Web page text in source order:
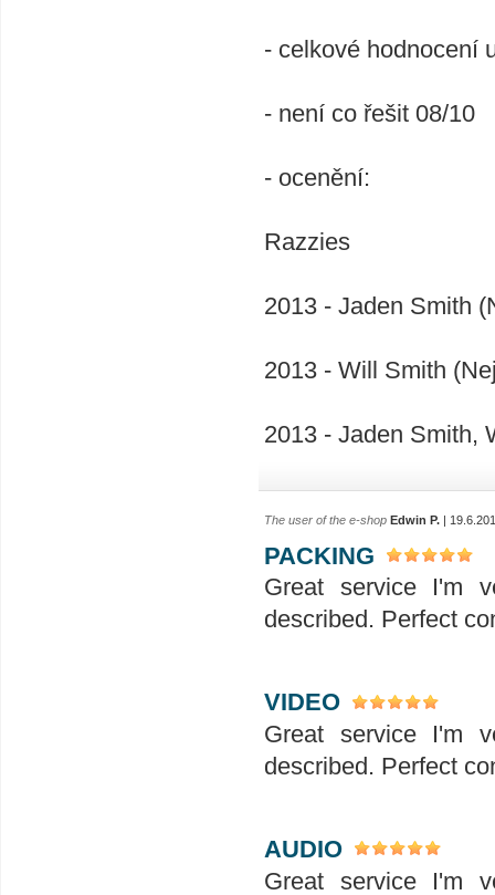
- celkové hodnocení
- není co řešit 08/10
- ocenění:
Razzies
2013 - Jaden Smith
2013 - Will Smith
2013 - Jaden Smith,
The user of the e-shop Edwin P. |
PACKING
Great service I'm
described. Perfect
VIDEO
Great service I'm
described. Perfect
AUDIO
Great service I'm